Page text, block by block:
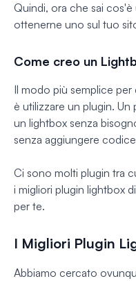
Quindi, ora che sai
ottenerne uno sul tuo
Come creo un
Il modo più semplice
è utilizzare un plugin.
un lightbox senza
senza aggiungere
Ci sono molti plugin tra
i migliori plugin lightbox
per te.
I Migliori Plugin
Abbiamo cercato